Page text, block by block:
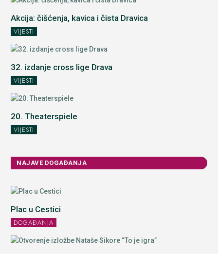
Akcija: čišćenja, kavica i čista Dravica
VIJESTI
32. izdanje cross lige Drava
VIJESTI
20. Theaterspiele
VIJESTI
NAJAVE DOGAĐANJA
Plac u Cestici
DOGAĐANJA